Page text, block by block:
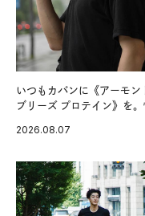
いつもカバンに《アーモン
ブリーズ プロテイン》を。
グ習慣。
2026.08.07